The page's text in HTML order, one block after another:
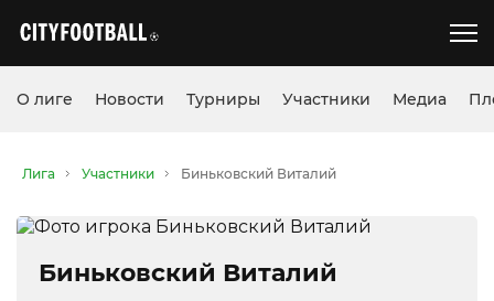
О лиге Новости Турниры Участники Медиа
Лига Участники Биньковский Виталий
Биньковский Виталий